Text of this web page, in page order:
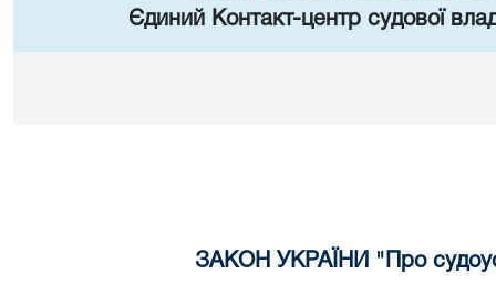
Єдиний Контакт-центр судової
ЗАКОН УКРАЇНИ "Про